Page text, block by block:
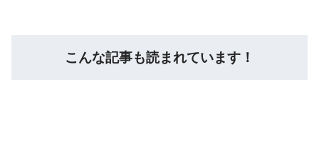
こんな記事も読まれています！